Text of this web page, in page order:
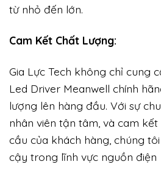
từ nhỏ đến lớn.
Cam Kết Chất Lượng:
Gia Lực Tech không chỉ cung
Led Driver Meanwell chính
lượng lên hàng đầu. Với sự
nhân viên tận tâm, và cam
cầu của khách hàng, chúng
cậy trong lĩnh vực nguồn điện